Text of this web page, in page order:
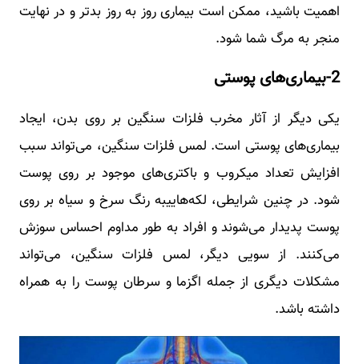
اهمیت باشید، ممکن است بیماری روز به روز بدتر و در نهایت
منجر به مرگ شما شود.
2-بیماری‌های پوستی
یکی دیگر از آثار مخرب فلزات سنگین بر روی بدن، ایجاد
بیماری‌های پوستی است. لمس فلزات سنگین، می‌تواند سبب
افزایش تعداد میکروب و باکتری‌های موجود بر روی پوست
شود. در چنین شرایطی، لکه‌هاییبه رنگ سرخ و سیاه بر روی
پوست پدیدار می‌شوند و افراد به طور مداوم احساس سوزش
می‌کنند. از سویی دیگر، لمس فلزات سنگین، می‌تواند
مشکلات دیگری از جمله اگزما و سرطان پوست را به همراه
داشته باشد.